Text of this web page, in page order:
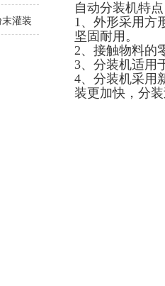
自动分装机特
1、外形采用方
坚固耐用。
2、接触物料的
3、分装机适用
4、分装机采用
装更加快，分
灌装